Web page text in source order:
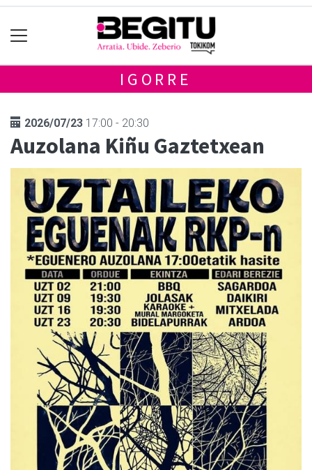
IGORRE
2026/07/23 17:00 - 20:30
Auzolana Kiñu Gaztetxean